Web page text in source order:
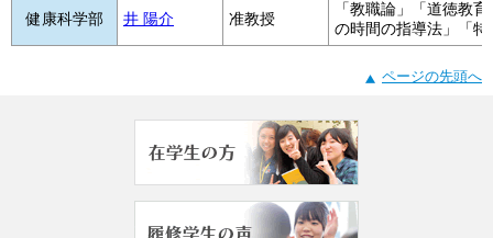
健康科学部 井 陽介 准教授
「教職論」「道徳教
の時間の指導法」「特
ページの先頭へ